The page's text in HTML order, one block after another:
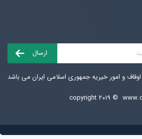
و امور خیریه جمهوری اسلامی ایران می باشد
copyright ۲۰۱۹ ©